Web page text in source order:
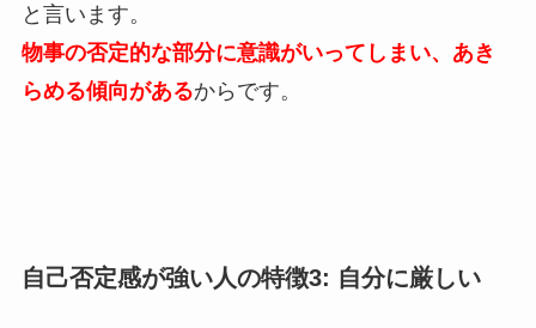
と言います。
物事の否定的な部分に意識がいってしまい、あき
らめる傾向があるからです。
自己否定感が強い人の特徴3: 自分に厳しい